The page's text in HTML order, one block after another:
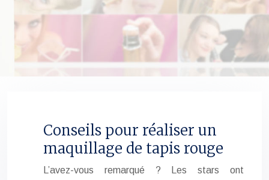
Conseils pour réaliser un
maquillage de tapis rouge
L’avez-vous remarqué ? Les stars ont